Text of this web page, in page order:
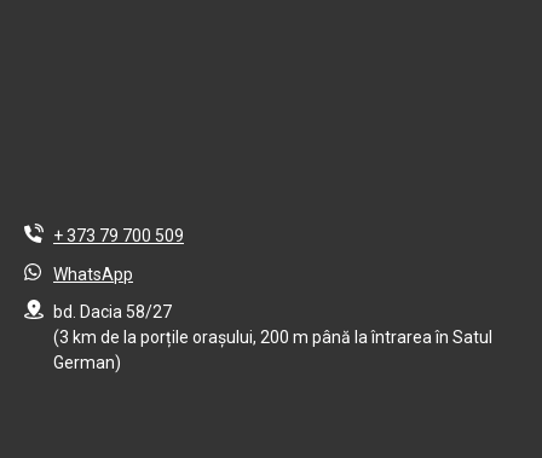
+ 373 79 700 509
WhatsApp
bd. Dacia 58/27
(3 km de la porțile orașului, 200 m până la întrarea în Satul
German)